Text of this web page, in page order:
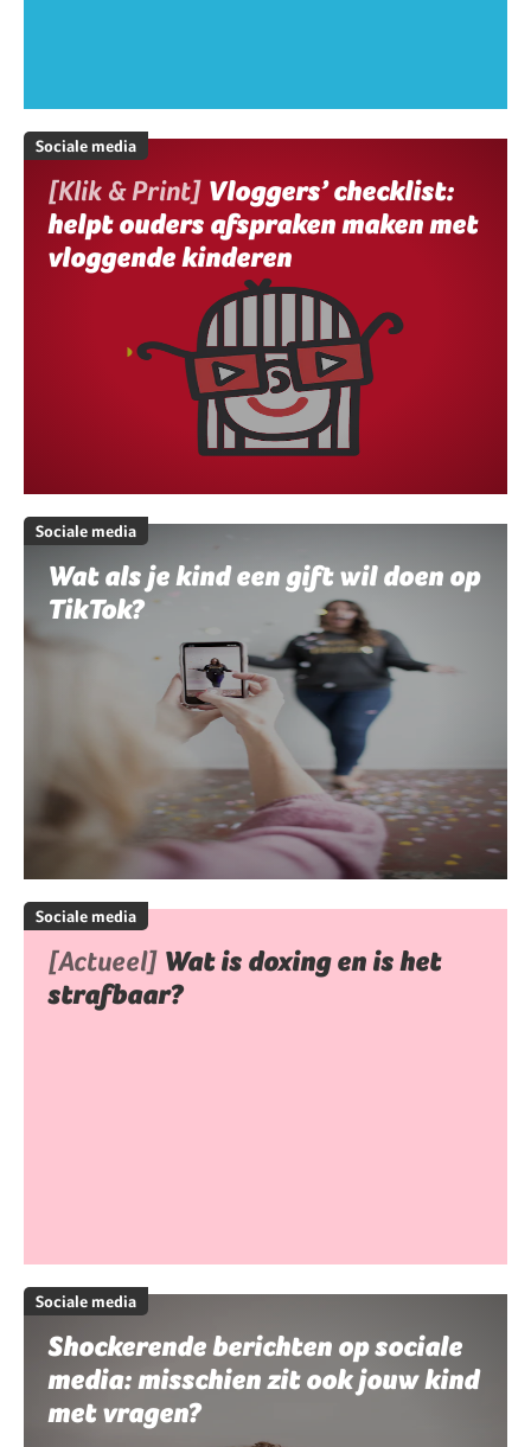
Sociale media
[Klik & Print] Vloggers’ checklist:
helpt ouders afspraken maken met
vloggende kinderen
Sociale media
Wat als je kind een gift wil doen op
TikTok?
Sociale media
[Actueel] Wat is doxing en is het
strafbaar?
Sociale media
Shockerende berichten op sociale
media: misschien zit ook jouw kind
met vragen?